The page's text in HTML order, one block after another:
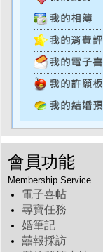
會員功能
Membership Service
電子喜帖
尋寶任務
婚筆記
囍報採訪